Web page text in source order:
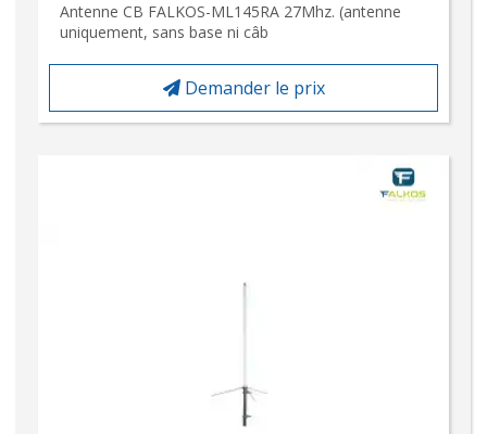
Antenne CB FALKOS-ML145RA 27Mhz. (antenne
uniquement, sans base ni câb
Demander le prix